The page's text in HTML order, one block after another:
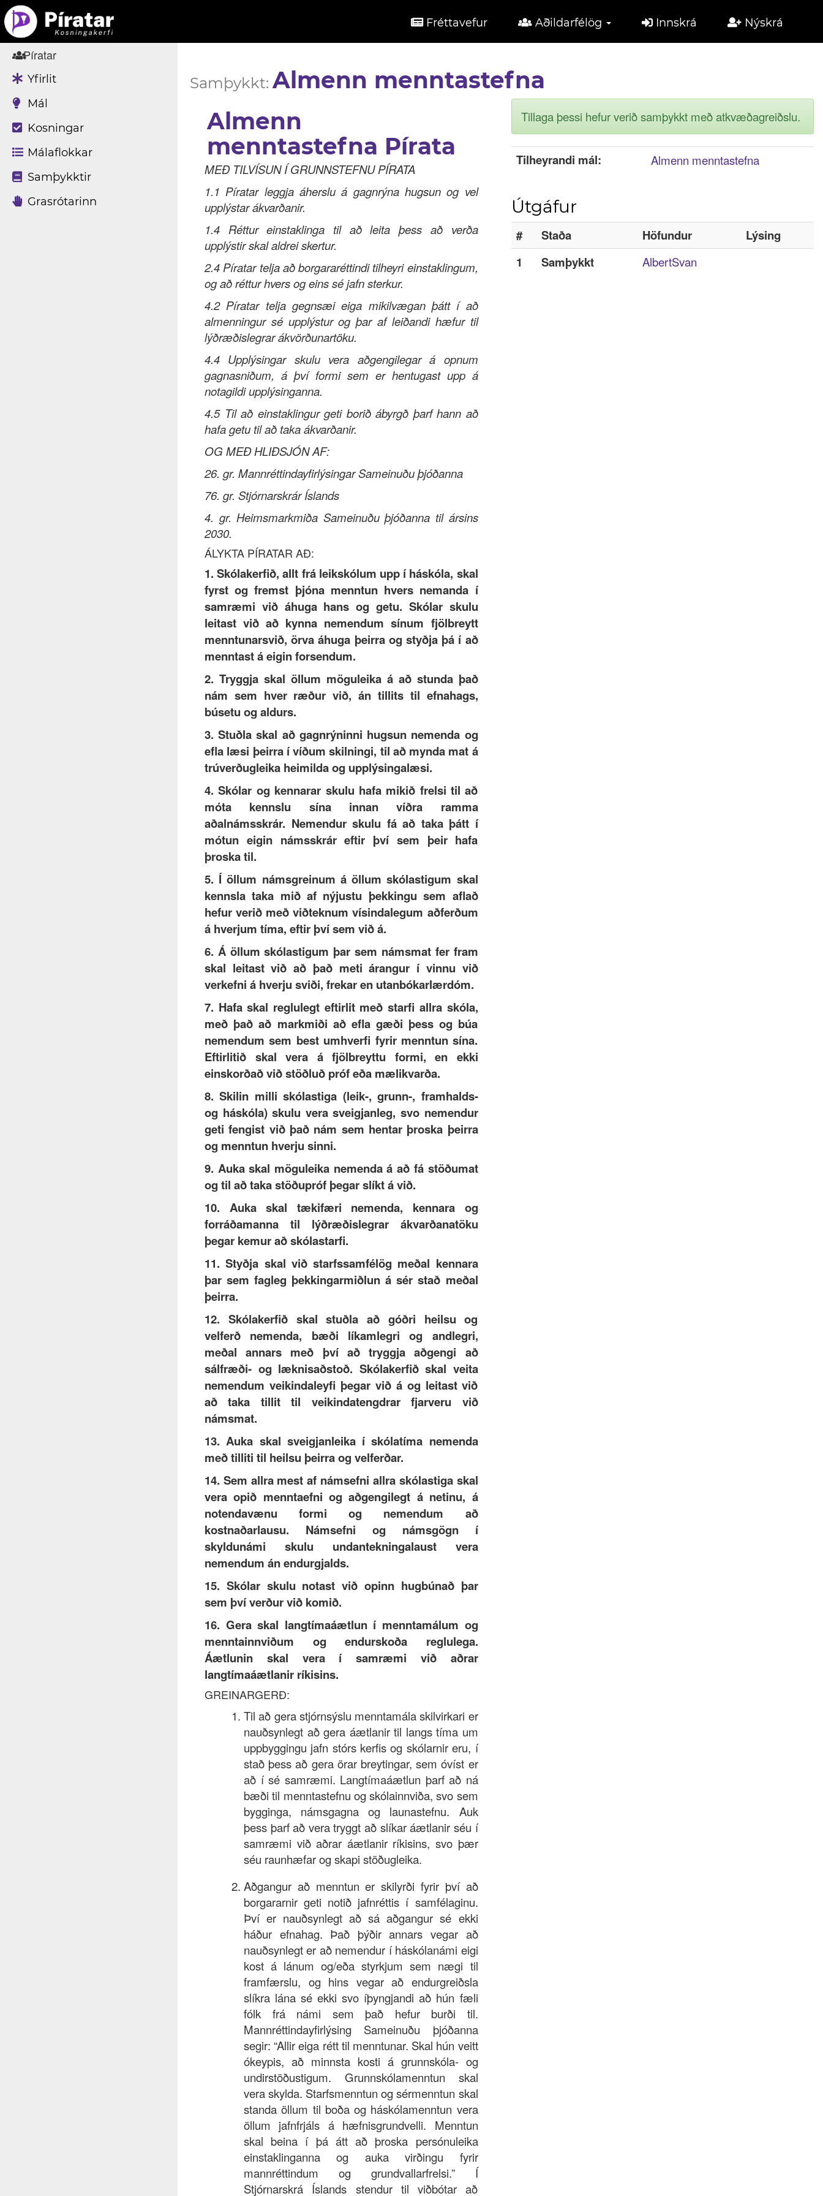
Fréttavefur Aðildarfélög Innskrá Nýskrá
Píratar
Yfirlit
Mál
Kosningar
Málaflokkar
Samþykktir
Grasrótarinn
Samþykkt:Almenn menntastefna
Almenn
menntastefna Pírata
MEÐ TILVÍSUN Í GRUNNSTEFNU PÍRATA
1.1 Píratar leggja áherslu á gagnrýna hugsun og vel
upplýstar ákvarðanir.
1.4 Réttur einstaklinga til að leita þess að verða
upplýstir skal aldrei skertur.
2.4 Píratar telja að borgararéttindi tilheyri einstaklingum,
og að réttur hvers og eins sé jafn sterkur.
4.2 Píratar telja gegnsæi eiga mikilvægan þátt í að
almenningur sé upplýstur og þar af leiðandi hæfur til
lýðræðislegrar ákvörðunartöku.
4.4 Upplýsingar skulu vera aðgengilegar á opnum
gagnasniðum, á því formi sem er hentugast upp á
notagildi upplýsinganna.
4.5 Til að einstaklingur geti borið ábyrgð þarf hann að
hafa getu til að taka ákvarðanir.
OG MEÐ HLIÐSJÓN AF:
26. gr. Mannréttindayfirlýsingar Sameinuðu þjóðanna
76. gr. Stjórnarskrár Íslands
4. gr. Heimsmarkmiða Sameinuðu þjóðanna til ársins
2030.
ÁLYKTA PÍRATAR AÐ:
1. Skólakerfið, allt frá leikskólum upp í háskóla, skal
fyrst og fremst þjóna menntun hvers nemanda í
samræmi við áhuga hans og getu. Skólar skulu
leitast við að kynna nemendum sínum fjölbreytt
menntunarsvið, örva áhuga þeirra og styðja þá í að
menntast á eigin forsendum.
2. Tryggja skal öllum möguleika á að stunda það
nám sem hver ræður við, án tillits til efnahags,
búsetu og aldurs.
3. Stuðla skal að gagnrýninni hugsun nemenda og
efla læsi þeirra í víðum skilningi, til að mynda mat á
trúverðugleika heimilda og upplýsingalæsi.
4. Skólar og kennarar skulu hafa mikið frelsi til að
móta kennslu sína innan víðra ramma
aðalnámsskrár. Nemendur skulu fá að taka þátt í
mótun eigin námsskrár eftir því sem þeir hafa
þroska til.
5. Í öllum námsgreinum á öllum skólastigum skal
kennsla taka mið af nýjustu þekkingu sem aflað
hefur verið með viðteknum vísindalegum aðferðum
á hverjum tíma, eftir því sem við á.
6. Á öllum skólastigum þar sem námsmat fer fram
skal leitast við að það meti árangur í vinnu við
verkefni á hverju sviði, frekar en utanbókarlærdóm.
7. Hafa skal reglulegt eftirlit með starfi allra skóla,
með það að markmiði að efla gæði þess og búa
nemendum sem best umhverfi fyrir menntun sína.
Eftirlitið skal vera á fjölbreyttu formi, en ekki
einskorðað við stöðluð próf eða mælikvarða.
8. Skilin milli skólastiga (leik-, grunn-, framhalds-
og háskóla) skulu vera sveigjanleg, svo nemendur
geti fengist við það nám sem hentar þroska þeirra
og menntun hverju sinni.
9. Auka skal möguleika nemenda á að fá stöðumat
og til að taka stöðupróf þegar slíkt á við.
10. Auka skal tækifæri nemenda, kennara og
forráðamanna til lýðræðislegrar ákvarðanatöku
þegar kemur að skólastarfi.
11. Styðja skal við starfssamfélög meðal kennara
þar sem fagleg þekkingarmiðlun á sér stað meðal
þeirra.
12. Skólakerfið skal stuðla að góðri heilsu og
velferð nemenda, bæði líkamlegri og andlegri,
meðal annars með því að tryggja aðgengi að
sálfræði- og læknisaðstoð. Skólakerfið skal veita
nemendum veikindaleyfi þegar við á og leitast við
að taka tillit til veikindatengdrar fjarveru við
námsmat.
13. Auka skal sveigjanleika í skólatíma nemenda
með tilliti til heilsu þeirra og velferðar.
14. Sem allra mest af námsefni allra skólastiga skal
vera opið menntaefni og aðgengilegt á netinu, á
notendavænu formi og nemendum að
kostnaðarlausu. Námsefni og námsgögn í
skyldunámi skulu undantekningalaust vera
nemendum án endurgjalds.
15. Skólar skulu notast við opinn hugbúnað þar
sem því verður við komið.
16. Gera skal langtímaáætlun í menntamálum og
menntainnviðum og endurskoða reglulega.
Áætlunin skal vera í samræmi við aðrar
langtímaáætlanir ríkisins.
GREINARGERÐ:
Til að gera stjórnsýslu menntamála skilvirkari er
nauðsynlegt að gera áætlanir til langs tíma um
uppbyggingu jafn stórs kerfis og skólarnir eru, í
stað þess að gera örar breytingar, sem óvíst er
að í sé samræmi. Langtímaáætlun þarf að ná
bæði til menntastefnu og skólainnviða, svo sem
bygginga, námsgagna og launastefnu. Auk
þess þarf að vera tryggt að slíkar áætlanir séu í
samræmi við aðrar áætlanir ríkisins, svo þær
séu raunhæfar og skapi stöðugleika.
Aðgangur að menntun er skilyrði fyrir því að
borgararnir geti notið jafnréttis í samfélaginu.
Því er nauðsynlegt að sá aðgangur sé ekki
háður efnahag. Það þýðir annars vegar að
nauðsynlegt er að nemendur í háskólanámi eigi
kost á lánum og/eða styrkjum sem nægi til
framfærslu, og hins vegar að endurgreiðsla
slíkra lána sé ekki svo íþyngjandi að hún fæli
fólk frá námi sem það hefur burði til.
Mannréttindayfirlýsing Sameinuðu þjóðanna
segir: “Allir eiga rétt til menntunar. Skal hún veitt
ókeypis, að minnsta kosti á grunnskóla- og
undirstöðustigum. Grunnskólamenntun skal
vera skylda. Starfsmenntun og sérmenntun skal
standa öllum til boða og háskólamenntun vera
öllum jafnfrjáls á hæfnisgrundvelli. Menntun
skal beina í þá átt að þroska persónuleika
einstaklinganna og auka virðingu fyrir
mannréttindum og grundvallarfrelsi.” Í
Stjórnarskrá Íslands stendur til viðbótar að
Tillaga þessi hefur verið samþykkt með atkvæðagreiðslu.
Tilheyrandi mál: Almenn menntastefna
Útgáfur
# Staða Höfundur
Lýsing
1
Samþykkt AlbertSvan